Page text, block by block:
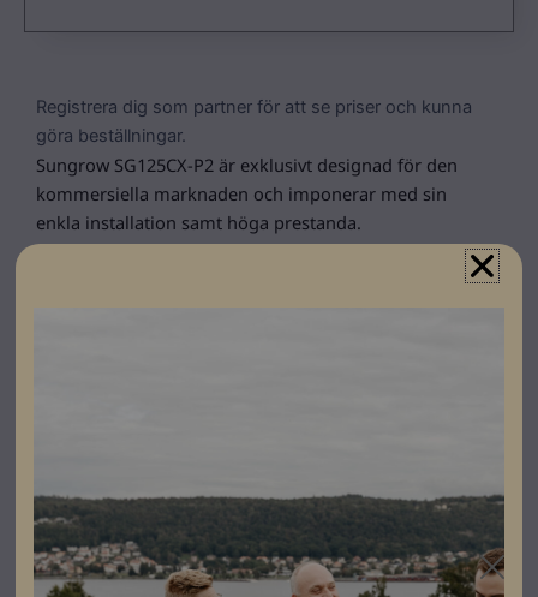
Registrera dig som partner för att se priser och kunna
göra beställningar.
Sungrow SG125CX-P2 är exklusivt designad för den
kommersiella marknaden och imponerar med sin
enkla installation samt höga prestanda.
Djup 360
Bredd 1019